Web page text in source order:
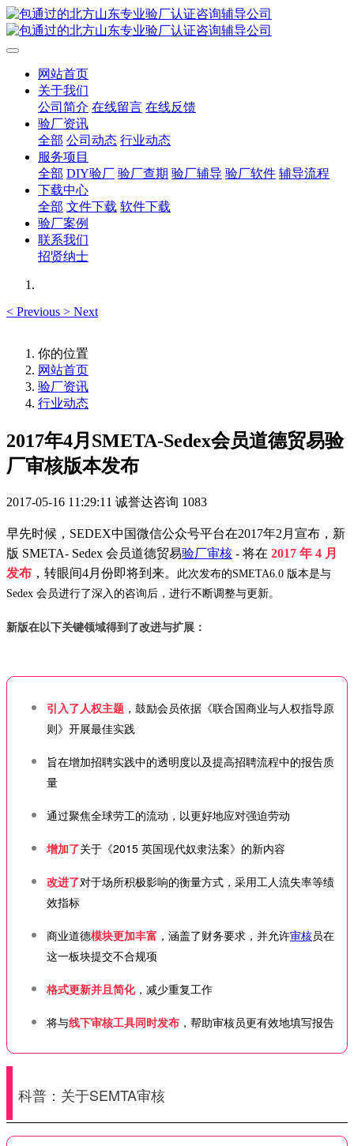
网站首页
关于我们
公司简介 在线留言 在线反馈
验厂资讯
全部 公司动态 行业动态
服务项目
全部 DIY验厂 验厂查期 验厂辅导 验厂软件 辅导流程
下载中心
全部 文件下载 软件下载
验厂案例
联系我们
招贤纳士
< Previous > Next
你的位置
网站首页
验厂资讯
行业动态
2017年4月SMETA-Sedex会员道德贸易验
厂审核版本发布
2017-05-16 11:29:11 诚誉达咨询 1083
早先时候，SEDEX中国微信公众号平台在2017年2月宣布， 新
版 SMETA- Sedex 会员道德贸易验厂审核 - 将在 2017 年 4 月
发布 ， 转眼间4月份即将到来。
此次发布的SMETA6.0 版本是与
Sedex 会员进行了深入的咨询后，进行不断调整与更新。
新版在以下关键领域得到了改进与扩展：
引入了 人权主题 ，鼓励会员依据《联合国商业与人权指导原
则》开展最佳实践
旨在增加招聘实践中的透明度以及提高招聘流程中的报告质
量
通过聚焦全球劳工的流动，以更好地应对强迫劳动
增加了关于《2015 英国现代奴隶法案》的新内容
改进了对于场所积极影响的衡量方式，采用工人流失率等绩
效指标
商业道德模块更加丰富 ，涵盖了财务要求，并允许审核员在
这一板块提交不合规项
格式更新并且简化，减少重复工作
将与线下审核工具同时发布 ，帮助审核员更有效地填写报告
科普：关于SEMTA审核